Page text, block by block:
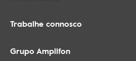
Trabalhe connosco
Grupo Amplifon